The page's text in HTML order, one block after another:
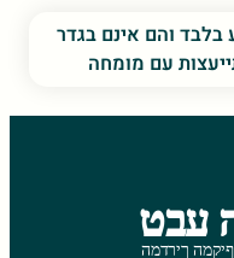
בלבד והם אינם בגדר
עם מומחה